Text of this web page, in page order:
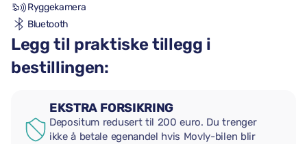
Ryggekamera
Bluetooth
Legg til praktiske tillegg i
bestillingen:
EKSTRA FORSIKRING
Depositum redusert til 200 euro. Du trenger
ikke å betale egenandel hvis Movly-bilen blir